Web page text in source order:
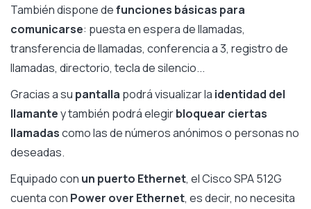
También dispone defunciones básicas para
comunicarse: puesta en espera de llamadas,
transferencia de llamadas, conferencia a 3, registro de
llamadas, directorio, tecla de silencio...
Gracias a su pantalla podrá visualizar la identidad del
llamantey también podrá elegirbloquear ciertas
llamadascomo las de números anónimos o personas no
deseadas.
Equipado con un puerto Ethernet, el Cisco SPA 512G
cuenta con Power over Ethernet, es decir, no necesita